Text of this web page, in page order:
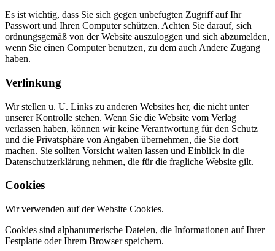
Es ist wichtig, dass Sie sich gegen unbefugten Zugriff auf Ihr
Passwort und Ihren Computer schützen. Achten Sie darauf, sich
ordnungsgemäß von der Website auszuloggen und sich abzumelden,
wenn Sie einen Computer benutzen, zu dem auch Andere Zugang
haben.
Verlinkung
Wir stellen u. U. Links zu anderen Websites her, die nicht unter
unserer Kontrolle stehen. Wenn Sie die Website vom Verlag
verlassen haben, können wir keine Verantwortung für den Schutz
und die Privatsphäre von Angaben übernehmen, die Sie dort
machen. Sie sollten Vorsicht walten lassen und Einblick in die
Datenschutzerklärung nehmen, die für die fragliche Website gilt.
Cookies
Wir verwenden auf der Website Cookies.
Cookies sind alphanumerische Dateien, die Informationen auf Ihrer
Festplatte oder Ihrem Browser speichern.